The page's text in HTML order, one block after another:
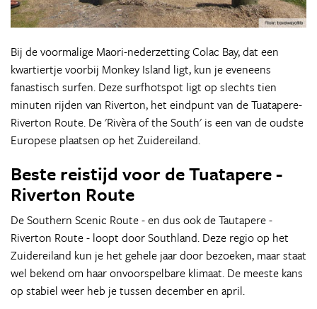
Bij de voormalige Maori-nederzetting Colac Bay, dat een
kwartiertje voorbij Monkey Island ligt, kun je eveneens
fanastisch surfen. Deze surfhotspot ligt op slechts tien
minuten rijden van Riverton, het eindpunt van de Tuatapere-
Riverton Route. De 'Rivèra of the South' is een van de oudste
Europese plaatsen op het Zuidereiland.
Beste reistijd voor de Tuatapere -
Riverton Route
De Southern Scenic Route - en dus ook de Tautapere -
Riverton Route - loopt door Southland. Deze regio op het
Zuidereiland kun je het gehele jaar door bezoeken, maar staat
wel bekend om haar onvoorspelbare klimaat. De meeste kans
op stabiel weer heb je tussen december en april.